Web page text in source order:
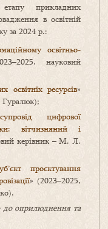
прикладних
в освітній
за 2024 р.:
освітньо-
науковий
освітніх ресурсів»
Гуралюк);
цифрової
вітчизняний і
керівник – М. Л.
проєктування
» (2023–2025,
до оприлюднення та